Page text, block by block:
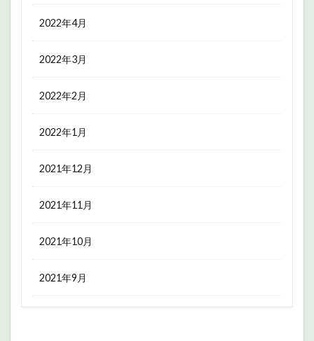
2022年4月
2022年3月
2022年2月
2022年1月
2021年12月
2021年11月
2021年10月
2021年9月